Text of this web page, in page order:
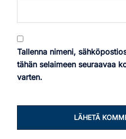
Tallenna nimeni,
tähän selaimeen seuraavaa
varten.